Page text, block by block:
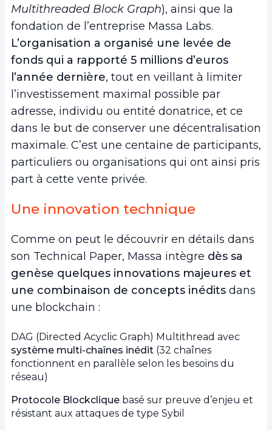
Multithreaded Block Graph), ainsi que la
fondation de l’entreprise Massa Labs.
L’organisation a organisé une levée de
fonds qui a rapporté 5 millions d’euros
l’année dernière, tout en veillant à limiter
l’investissement maximal possible par
adresse, individu ou entité donatrice, et ce
dans le but de conserver une décentralisation
maximale. C’est une centaine de participants,
particuliers ou organisations qui ont ainsi pris
part à cette vente privée.
Une innovation technique
Comme on peut le découvrir en détails dans
son Technical Paper, Massa intègre dès sa
genèse quelques innovations majeures et
une combinaison de concepts inédits dans
une blockchain :
DAG (Directed Acyclic Graph) Multithread avec
système multi-chaînes inédit (32 chaînes
fonctionnent en parallèle selon les besoins du
réseau)
Protocole Blockclique basé sur preuve d’enjeu et
résistant aux attaques de type Sybil